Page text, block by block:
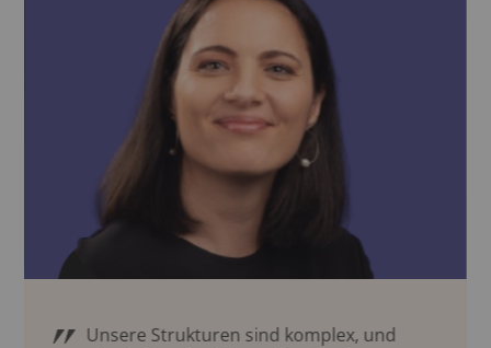
Unsere Strukturen sind komplex, und